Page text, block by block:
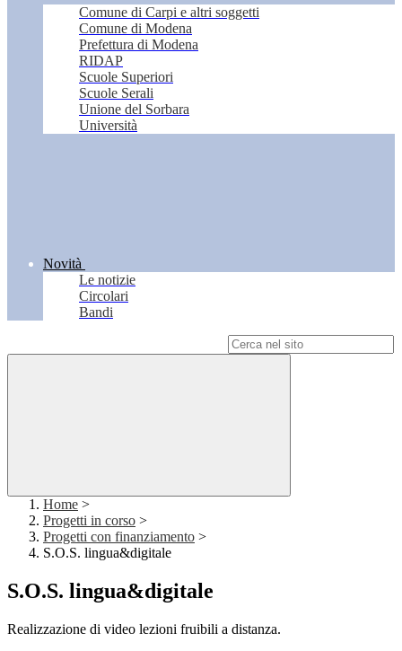
Comune di Carpi e altri soggetti
Comune di Modena
Prefettura di Modena
RIDAP
Scuole Superiori
Scuole Serali
Unione del Sorbara
Università
Novità
Le notizie
Circolari
Bandi
Home >
Progetti in corso >
Progetti con finanziamento >
S.O.S. lingua&digitale
S.O.S. lingua&digitale
Realizzazione di video lezioni fruibili a distanza.